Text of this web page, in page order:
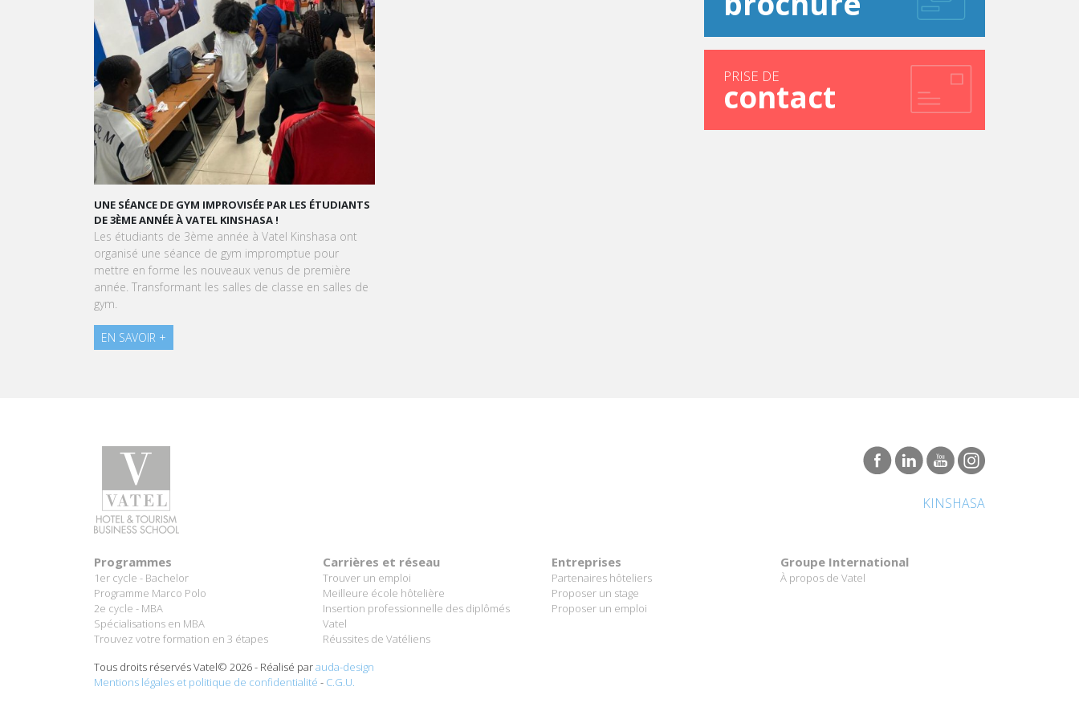
UNE SÉANCE DE GYM IMPROVISÉE PAR LES ÉTUDIANTS
DE 3ÈME ANNÉE À VATEL KINSHASA !
Les étudiants de 3ème année à Vatel Kinshasa ont
organisé une séance de gym impromptue pour
mettre en forme les nouveaux venus de première
année. Transformant les salles de classe en salles de
gym.
EN SAVOIR +
PRISE DE
contact
KINSHASA
Programmes
1er cycle - Bachelor
Programme Marco Polo
2e cycle - MBA
Spécialisations en MBA
Trouvez votre formation en 3 étapes
Carrières et réseau
Trouver un emploi
Meilleure école hôtelière
Insertion professionnelle des diplômés
Vatel
Réussites de Vatéliens
Entreprises
Partenaires hôteliers
Proposer un stage
Proposer un emploi
Groupe International
À propos de Vatel
Tous droits réservés Vatel© 2026 - Réalisé parauda-design
Mentions légales et politique de confidentialité - C.G.U.